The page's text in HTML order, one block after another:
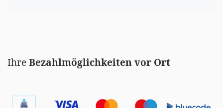
IhreBezahlmöglichkeiten vor Ort